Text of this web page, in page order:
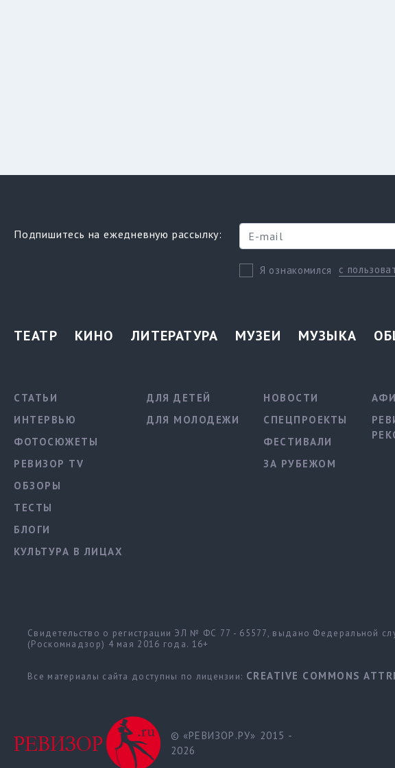
Подпишитесь на ежедневную рассылку:
Я ознакомился с
ТЕАТР КИНО ЛИТЕРАТУРА МУЗЕИ МУЗЫКА
СТАТЬИ
ИНТЕРВЬЮ
ФОТОСЮЖЕТЫ
РЕВИЗОР TV
ОБЗОРЫ
ТЕСТЫ
БЛОГИ
КУЛЬТУРА В ЛИЦАХ
ДЛЯ ДЕТЕЙ
ДЛЯ МОЛОДЕЖИ
НОВОСТИ
СПЕЦПРОЕКТЫ
ФЕСТИВАЛИ
ЗА РУБЕЖОМ
Свидетельство о регистрации ЭЛ № ФС 77 - 65577, выдано Федеральной
(Роскомнадзор) 4 мая 2016 года. 16+
Все материалы сайта доступны по лицензии: CREATIVE COMMONS
© «РЕВИЗОР.РУ» 2015 -
2026